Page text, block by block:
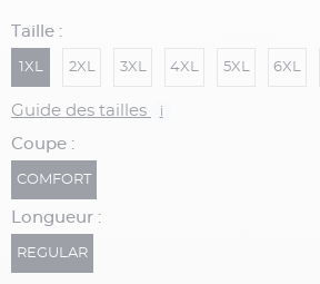
Taille :
1XL 2XL 3XL 4XL 5XL 6XL
Guide des tailles i
Coupe :
COMFORT
Longueur :
REGULAR